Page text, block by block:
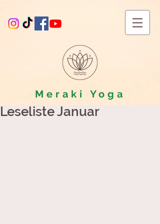
Meraki Yoga
Leseliste Januar